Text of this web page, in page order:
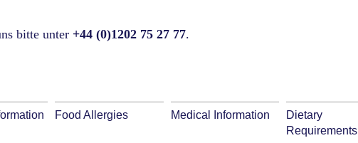
bitte unter +44 (0)1202 75 27 77.
Food Allergies Medical Information
Dietary
Requirements